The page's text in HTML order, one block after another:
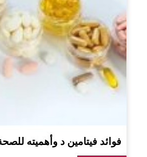
فوائد فيتامين د وأهميته